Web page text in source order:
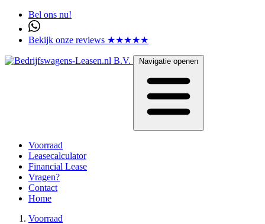
Bel ons nu!
Bekijk onze reviews ★★★★★
Navigatie openen
Voorraad
Leasecalculator
Financial Lease
Vragen?
Contact
Home
Voorraad